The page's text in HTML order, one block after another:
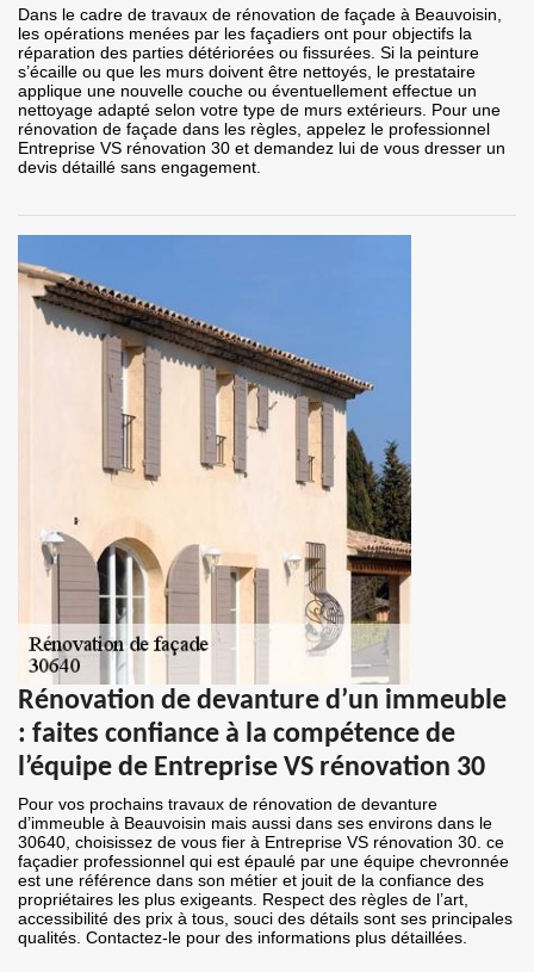
Dans le cadre de travaux de rénovation de façade à Beauvoisin,
les opérations menées par les façadiers ont pour objectifs la
réparation des parties détériorées ou fissurées. Si la peinture
s’écaille ou que les murs doivent être nettoyés, le prestataire
applique une nouvelle couche ou éventuellement effectue un
nettoyage adapté selon votre type de murs extérieurs. Pour une
rénovation de façade dans les règles, appelez le professionnel
Entreprise VS rénovation 30 et demandez lui de vous dresser un
devis détaillé sans engagement.
Rénovation de devanture d’un immeuble
: faites confiance à la compétence de
l’équipe de Entreprise VS rénovation 30
Pour vos prochains travaux de rénovation de devanture
d’immeuble à Beauvoisin mais aussi dans ses environs dans le
30640, choisissez de vous fier à Entreprise VS rénovation 30. ce
façadier professionnel qui est épaulé par une équipe chevronnée
est une référence dans son métier et jouit de la confiance des
propriétaires les plus exigeants. Respect des règles de l’art,
accessibilité des prix à tous, souci des détails sont ses principales
qualités. Contactez-le pour des informations plus détaillées.